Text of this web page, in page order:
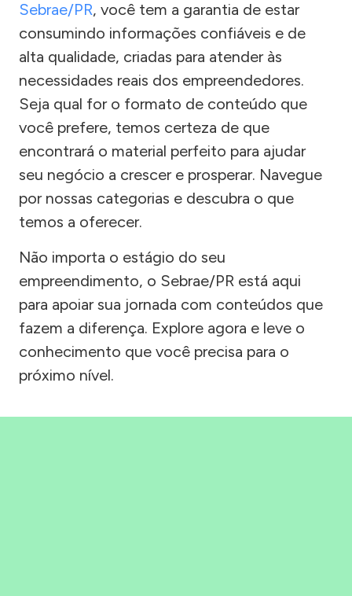
Sebrae/PR, você tem a garantia de estar
consumindo informações confiáveis e de
alta qualidade, criadas para atender às
necessidades reais dos empreendedores.
Seja qual for o formato de conteúdo que
você prefere, temos certeza de que
encontrará o material perfeito para ajudar
seu negócio a crescer e prosperar. Navegue
por nossas categorias e descubra o que
temos a oferecer.
Não importa o estágio do seu
empreendimento, o Sebrae/PR está aqui
para apoiar sua jornada com conteúdos que
fazem a diferença. Explore agora e leve o
conhecimento que você precisa para o
próximo nível.